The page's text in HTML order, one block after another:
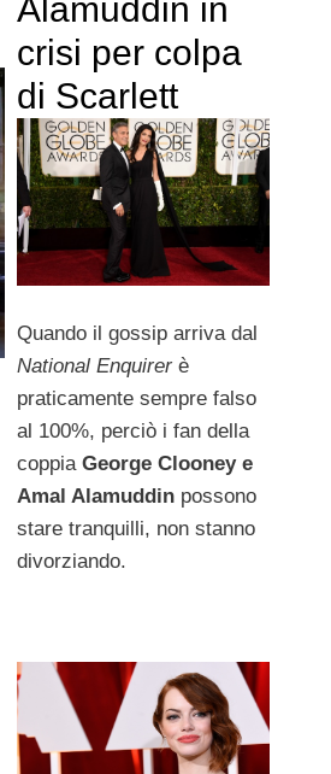
Alamuddin in
crisi per colpa
di Scarlett
Quando il gossip arriva dal
National Enquirerè
praticamente sempre falso
al 100%, perciò i fan della
coppia George Clooney e
Amal Alamuddinpossono
stare tranquilli, non stanno
divorziando.